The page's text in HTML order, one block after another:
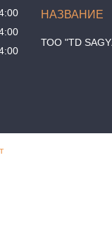
ТОО "TD